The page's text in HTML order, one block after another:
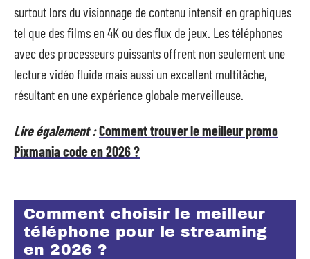
surtout lors du visionnage de contenu intensif en graphiques
tel que des films en 4K ou des flux de jeux. Les téléphones
avec des processeurs puissants offrent non seulement une
lecture vidéo fluide mais aussi un excellent multitâche,
résultant en une expérience globale merveilleuse.
Lire également :Comment trouver le meilleur promo
Pixmania code en 2026 ?
Comment choisir le meilleur
téléphone pour le streaming
en 2026 ?